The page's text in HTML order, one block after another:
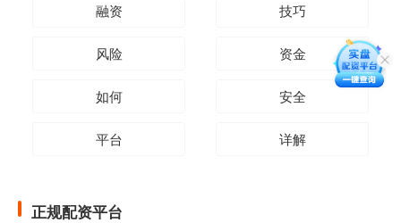
融资 技巧
风险 资金
如何 安全
平台 详解
正规配资平台